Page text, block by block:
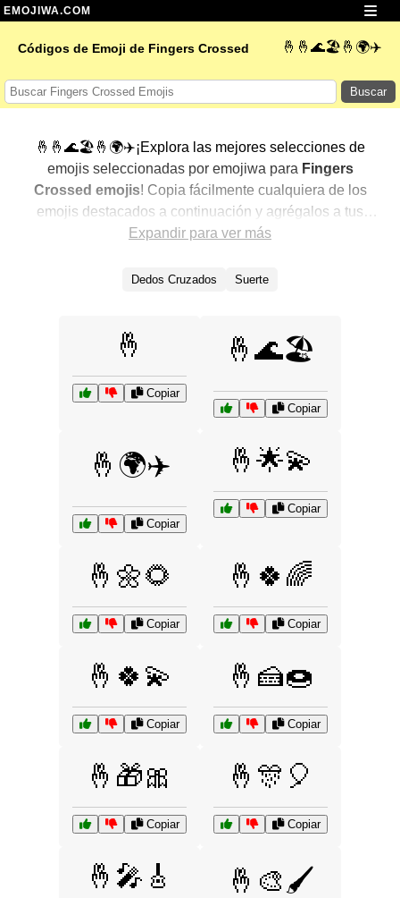
EMOJIWA.COM
Códigos de Emoji de Fingers Crossed 🤞🤞🌊🏖️🤞🌍✈️
Buscar
🤞🤞🌊🏖️🤞🌍✈️¡Explora las mejores selecciones de
emojis seleccionadas por emojiwa para Fingers
Crossed emojis! Copia fácilmente cualquiera de los
emojis destacados a continuación y agrégalos a tus
conversaciones para un toque personalizado. Hemos
mostrando primero los más populares. ¿Buscas más?
Expandir para ver más
Dedos Cruzados Suerte
🤞
Copiar
🤞🌊🏖️
Copiar
🤞🌍✈️
Copiar
🤞🌟💫
Copiar
🤞🌼🌻
Copiar
🤞🍀🌈
Copiar
🤞🍀💫
Copiar
🤞🍰🍩
Copiar
🤞🎁🎀
Copiar
🤞🎊🎈
Copiar
🤞🎤🎸 🤞🎨🖌️